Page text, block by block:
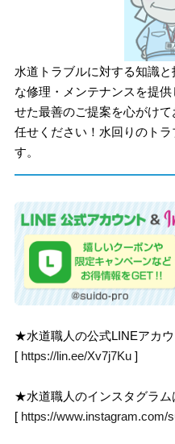
水道トラブルに対する知識
な修理・メンテナンスを提
せた最善のご提案を心がけ
任せください！水回りのト
す。
★水道職人の公式LINEアカウ
[ https://lin.ee/Xv7j7Ku ]
★水道職人のインスタグラム
[ https://www.instagram.com/